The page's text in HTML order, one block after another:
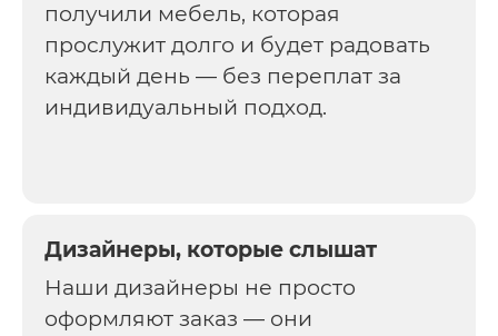
получили мебель, которая
прослужит долго и будет радовать
каждый день — без переплат за
индивидуальный подход.
Дизайнеры, которые слышат
Наши дизайнеры не просто
оформляют заказ — они